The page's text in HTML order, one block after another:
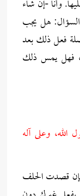
وأنا -إن شاء
هل يجب
فعل ذلك بعد
فهل يمس ذلك
الله، وعلى آله
قصدت الحلف